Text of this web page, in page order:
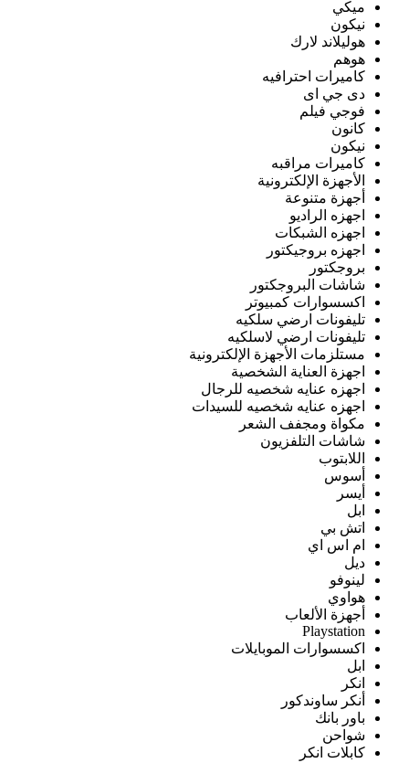
ميكي
نيكون
هوليلاند لارك
هوهم
كاميرات احترافيه
دى جي اى
فوجي فيلم
كانون
نيكون
كاميرات مراقبه
الأجهزة الإلكترونية
أجهزة متنوعة
اجهزه الراديو
اجهزه الشبكات
اجهزه بروجيكتور
بروجكتور
شاشات البروجكتور
اكسسوارات كمبيوتر
تليفونات ارضي سلكيه
تليفونات ارضي لاسلكيه
مستلزمات الأجهزة الإلكترونية
اجهزة العناية الشخصية
اجهزه عنايه شخصيه للرجال
اجهزه عنايه شخصيه للسيدات
مكواة ومجفف الشعر
شاشات التلفزيون
اللابتوب
أسوس
أيسر
ابل
اتش بي
ام اس اي
ديل
لينوفو
هواوي
أجهزة الألعاب
Playstation
اكسسوارات الموبايلات
ابل
انكر
أنكر ساوندكور
باور بانك
شواحن
كابلات انكر